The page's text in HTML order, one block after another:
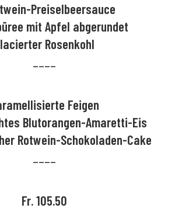
Preiselbeersauce
mit Apfel abgerundet
Rosenkohl
––––
Feigen
Blutorangen-Amaretti-Eis
Rotwein-Schokoladen-Cake
––––
Fr. 105.50